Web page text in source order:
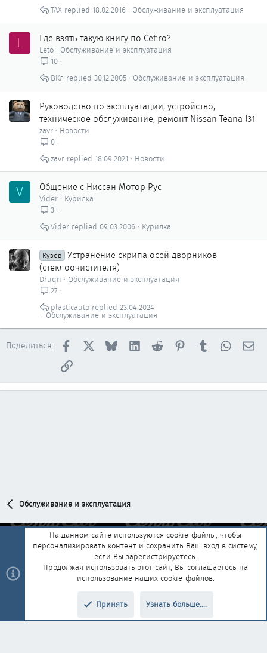
Обслуживание и эксплуатация
18.02.2016
ТАХ
L Где взять такую книгу по Cefiro?
Leto
Обслуживание и эксплуатация
10
Обслуживание и эксплуатация
30.12.2005
ВКл
Руководство по эксплуатации, устройство,
техническое обслуживание, ремонт Nissan Teana J31
zavr
Новости
0
Новости
18.09.2021
zavr
V Общение с Ниссан Мотор Рус
Vider
Курилка
3
Курилка
09.03.2006
Vider
Кузов
Устранение скрипа осей дворников
(стеклоочистителя)
Druqn
Обслуживание и эксплуатация
27
Обслуживание и эксплуатация
23.04.2024
plasticauto
Поделиться: Facebook BlueskyLinkedInReddit PinterestTumblr
Ссылка
Обслуживание и эксплуатация
Обратная связь
Условия и правила
Политика конфиденциальности
Помощь Главная
R
add-ons by ThemeHouse Перевод от Jumuro®
На данном сайте используются cookie-файлы, чтобы
персонализировать контент и сохранить Ваш вход в систему,
если Вы зарегистрируетесь.
Продолжая использовать этот сайт, Вы соглашаетесь на
использование наших cookie-файлов.
Принять Узнать больше....